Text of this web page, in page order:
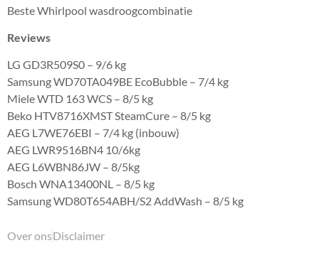
Beste Whirlpool wasdroogcombinatie
Reviews
LG GD3R509S0 – 9/6 kg
Samsung WD70TA049BE EcoBubble – 7/4 kg
Miele WTD 163 WCS – 8/5 kg
Beko HTV8716XMST SteamCure – 8/5 kg
AEG L7WE76EBI – 7/4 kg (inbouw)
AEG LWR9516BN4 10/6kg
AEG L6WBN86JW – 8/5kg
Bosch WNA13400NL – 8/5 kg
Samsung WD80T654ABH/S2 AddWash – 8/5 kg
Over onsDisclaimer